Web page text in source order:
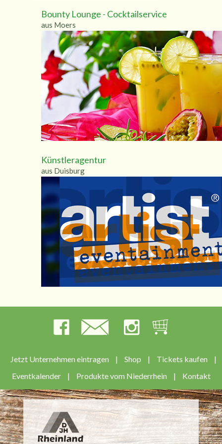
Bounty Lounge - Cocktailservice
aus Moers
Künstleragentur
aus Duisburg
Jetzt Unternehmen eintragen | Shop | Tickets kaufen
|
Eventkalender
| Produkte vom Niederrhein | Kontakt